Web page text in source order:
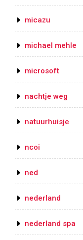
micazu
michael mehle
microsoft
nachtje weg
natuurhuisje
ncoi
ned
nederland
nederland spa